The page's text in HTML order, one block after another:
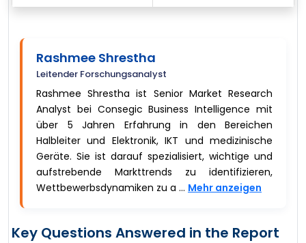
Rashmee Shrestha
Leitender Forschungsanalyst
Rashmee Shrestha ist Senior Market Research
Analyst bei Consegic Business Intelligence mit
über 5 Jahren Erfahrung in den Bereichen
Halbleiter und Elektronik, IKT und medizinische
Geräte. Sie ist darauf spezialisiert, wichtige und
aufstrebende Markttrends zu identifizieren,
Wettbewerbsdynamiken zu a ... Mehr anzeigen
Key Questions Answered in the Report